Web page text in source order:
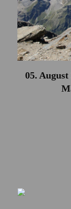
05.